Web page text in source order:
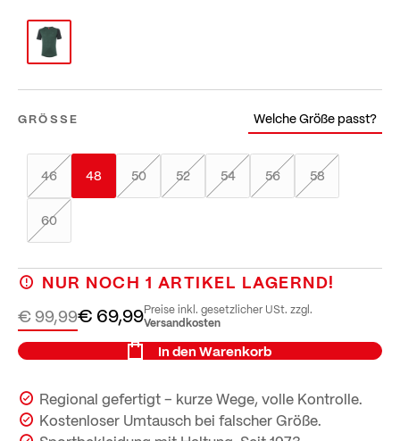
GRÖSSE Welche Größe passt?
46 48 50 52 54 56 58
60
NUR NOCH 1 ARTIKEL LAGERND!
€ 69,99
€ 99,99 Preise inkl. gesetzlicher USt. zzgl.
Versandkosten
In den Warenkorb
Regional gefertigt – kurze Wege, volle Kontrolle.
Kostenloser Umtausch bei falscher Größe.